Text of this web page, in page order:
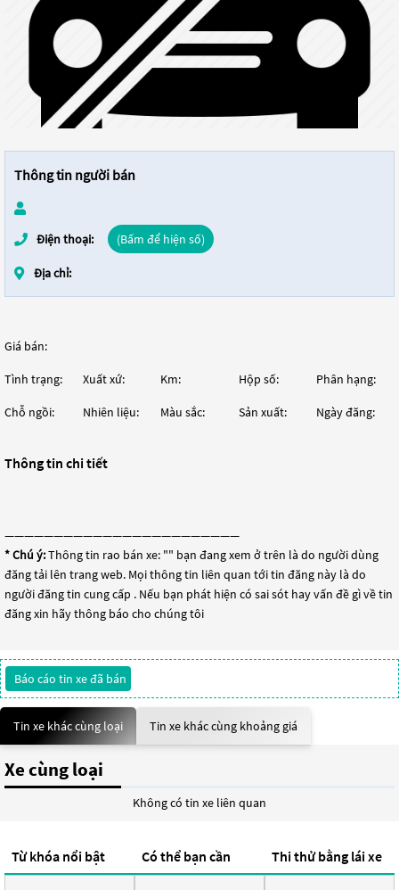
Thông tin người bán
Điện thoại: (Bấm để hiện số)
Địa chỉ:
Giá bán:
Tình trạng: Xuất xứ: Km: Hộp số: Phân hạng:
Chỗ ngồi: Nhiên liệu: Màu sắc: Sản xuất: Ngày đăng:
Thông tin chi tiết
————————————————————————
* Chú ý:Thông tin rao bán xe: "" bạn đang xem ở trên là do người dùng
đăng tải lên trang web. Mọi thông tin liên quan tới tin đăng này là do
người đăng tin cung cấp . Nếu bạn phát hiện có sai sót hay vấn đề gì về tin
đăng xin hãy thông báo cho chúng tôi
Báo cáo tin xe đã bán
Tin xe khác cùng loại Tin xe khác cùng khoảng giá
Xe cùng loại
Không có tin xe liên quan
Từ khóa nổi bật Có thể bạn cần Thi thử bằng lái xe